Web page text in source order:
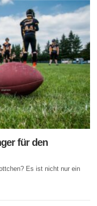
für den
Es ist nicht nur ein